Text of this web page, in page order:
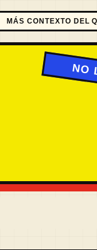
MÁS CONTEXTO DEL